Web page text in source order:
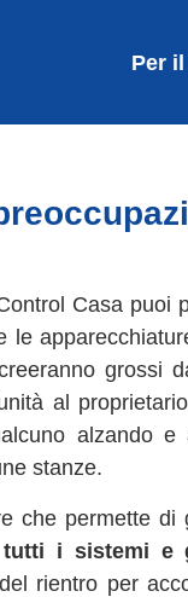
Per
Casa puoi
le
grossi
al
alzando e
stanze.
che permette
tutti i sistemi e
rientro per